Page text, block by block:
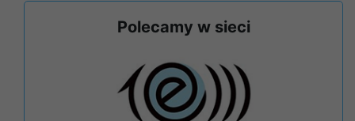
Polecamy w sieci